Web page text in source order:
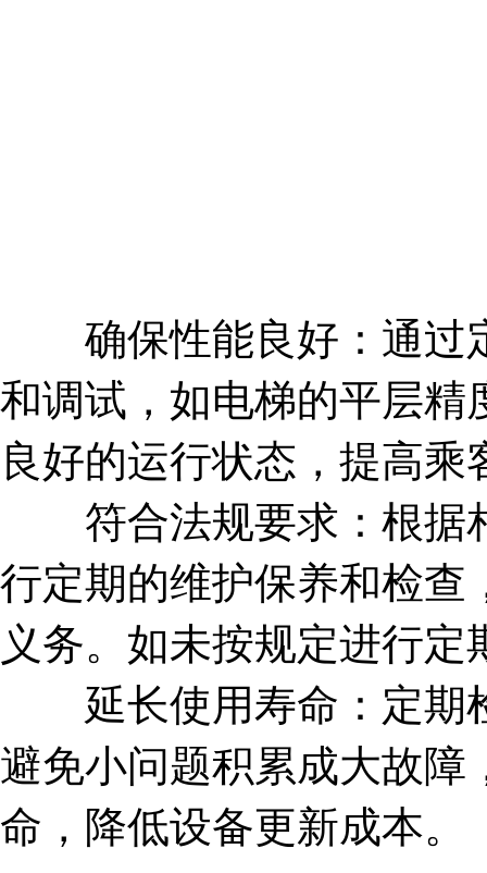
确保性能良好：通过
和调试，如电梯的平层精
良好的运行状态，提高乘
符合法规要求：根据
行定期的维护保养和检查
义务。如未按规定进行
延长使用寿命：定期
避免小问题积累成大故障
命，降低设备更新成本。